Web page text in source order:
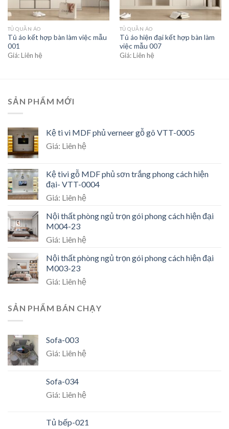
TỦ QUẦN ÁO
Tủ áo kết hợp bàn làm việc mẫu
001
Giá: Liên hệ
TỦ QUẦN ÁO
Tủ áo hiện đại kết hợp bàn làm
việc mẫu 007
Giá: Liên hệ
SẢN PHẨM MỚI
Kệ ti vi MDF phủ verneer gỗ gõ VTT-0005
Giá: Liên hệ
Kệ tivi gỗ MDF phủ sơn trắng phong cách hiện
đại- VTT-0004
Giá: Liên hệ
Nội thất phòng ngủ trọn gói phong cách hiện đại
M004-23
Giá: Liên hệ
Nội thất phòng ngủ trọn gói phong cách hiện đại
M003-23
Giá: Liên hệ
SẢN PHẨM BÁN CHẠY
Sofa-003
Giá: Liên hệ
Sofa-034
Giá: Liên hệ
Tủ bếp-021